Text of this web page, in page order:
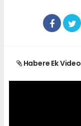
Habere Ek Video